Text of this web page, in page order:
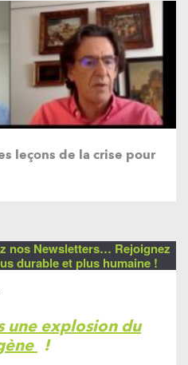
leçons de la crise pour
nos Newsletters… Rejoignez
durable et plus humaine !
une explosion du
!